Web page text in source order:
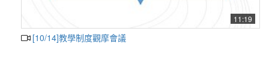
11:19
[10/14]教學制度觀摩會議